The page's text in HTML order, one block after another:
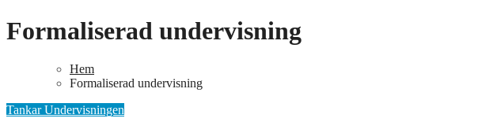
Formaliserad undervisning
Hem
Formaliserad undervisning
TankarUndervisningen